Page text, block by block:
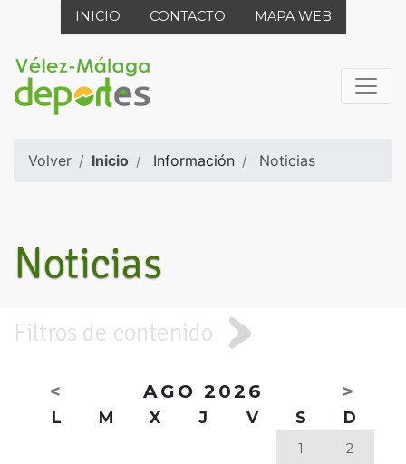
INICIO CONTACTO MAPA WEB
Volver Inicio Información Noticias
Noticias
Filtros de contenido
< AGO 2026 >
L M X J V S D
1 2